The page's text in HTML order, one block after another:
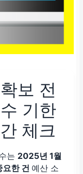
보 전
기한
체크
는 2025년 1월
한 건 예산 소